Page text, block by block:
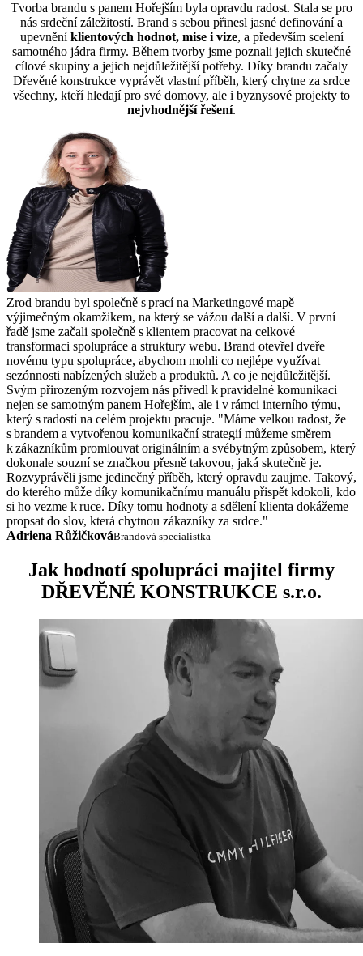
Tvorba brandu s panem Hořejším byla opravdu radost. Stala se pro
nás srdeční záležitostí. Brand s sebou přinesl jasné definování a
upevněníklientových hodnot, mise i vize, a především scelení
samotného jádra firmy. Během tvorby jsme poznali jejich skutečné
cílové skupiny a jejich nejdůležitější potřeby. Díky brandu začaly
Dřevěné konstrukce vyprávět vlastní příběh, který chytne za srdce
všechny, kteří hledají pro své domovy, ale i byznysové projekty to
nejvhodnější řešení.
Zrod brandu byl společně s prací na Marketingové mapě
výjimečným okamžikem, na který se vážou další a další. V první
řadě jsme začali společně s klientem pracovat na celkové
transformaci spolupráce a struktury webu. Brand otevřel dveře
novému typu spolupráce, abychom mohli co nejlépe využívat
sezónnosti nabízených služeb a produktů. A co je nejdůležitější.
Svým přirozeným rozvojem nás přivedl k pravidelné komunikaci
nejen se samotným panem Hořejším, ale i v rámci interního týmu,
který s radostí na celém projektu pracuje. "Máme velkou radost, že
s brandem a vytvořenou komunikační strategií můžeme směrem
k zákazníkům promlouvat originálním a svébytným způsobem, který
dokonale souzní se značkou přesně takovou, jaká skutečně je.
Rozvyprávěli jsme jedinečný příběh, který opravdu zaujme. Takový,
do kterého může díky komunikačnímu manuálu přispět kdokoli, kdo
si ho vezme k ruce. Díky tomu hodnoty a sdělení klienta dokážeme
propsat do slov, která chytnou zákazníky za srdce."
Adriena RůžičkováBrandová specialistka
Jak hodnotí spolupráci majitel firmy
DŘEVĚNÉ KONSTRUKCE s.r.o.